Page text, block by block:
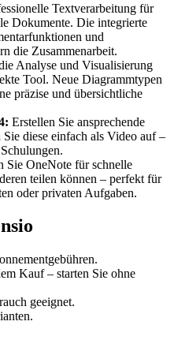
Textverarbeitung für
Dokumente. Die integrierte
und
die Zusammenarbeit.
Analyse und Visualisierung
Tool. Neue Diagrammtypen
präzise und übersichtliche
Erstellen Sie ansprechende
diese einfach als Video auf –
Sie OneNote für schnelle
teilen können – perfekt für
oder privaten Aufgaben.
Kauf – starten Sie ohne
geeignet.